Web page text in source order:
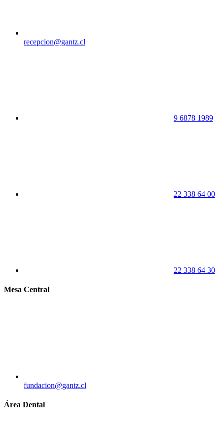
recepcion@gantz.cl
9 6878 1989
22 338 64 00
22 338 64 30
Mesa Central
fundacion@gantz.cl
Área Dental